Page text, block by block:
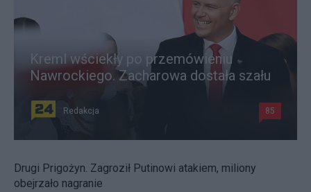
Kreml wściekły po przemówieniu
Nawrockiego. Zacharowa dostała szału
Redakcja 85
Drugi Prigożyn. Zagroził Putinowi atakiem, miliony
obejrzało nagranie